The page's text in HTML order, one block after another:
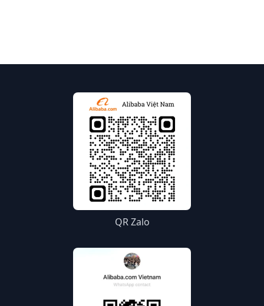
QR Zalo